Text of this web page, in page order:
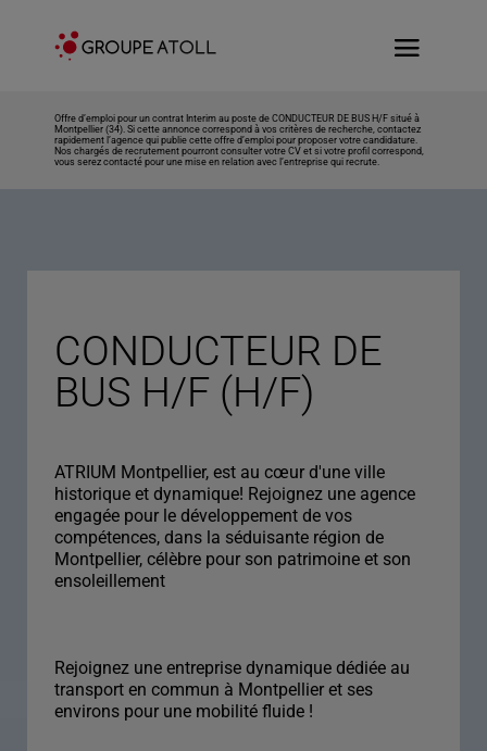
Offre d’emploi pour un contrat Interim au poste de CONDUCTEUR DE BUS H/F situé à
Montpellier (34). Si cette annonce correspond à vos critères de recherche, contactez
rapidement l’agence qui publie cette offre d’emploi pour proposer votre candidature.
Nos chargés de recrutement pourront consulter votre CV et si votre profil correspond,
vous serez contacté pour une mise en relation avec l’entreprise qui recrute.
CONDUCTEUR DE
BUS H/F (H/F)
ATRIUM Montpellier, est au cœur d'une ville
historique et dynamique! Rejoignez une agence
engagée pour le développement de vos
compétences, dans la séduisante région de
Montpellier, célèbre pour son patrimoine et son
ensoleillement
Rejoignez une entreprise dynamique dédiée au
transport en commun à Montpellier et ses
environs pour une mobilité fluide !